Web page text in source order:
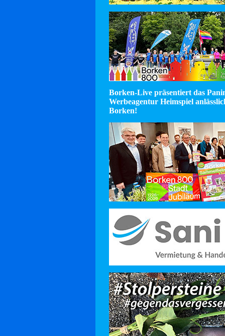
Borken-Live präsentiert das
Werbeagentur Heimspiel
Borken!